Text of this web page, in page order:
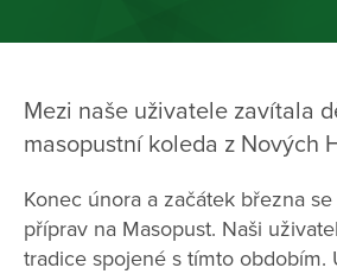
Mezi naše uživatele zavítala
masopustní koleda z Nových
Konec února a začátek března
příprav na Masopust. Naši
tradice spojené s tímto obdobím.